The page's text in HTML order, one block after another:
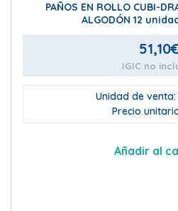
PAÑOS EN ROLLO CUBI-
ALGODÓN 12
51,10
IGIC no
Unidad de venta:
Precio
Añadir al